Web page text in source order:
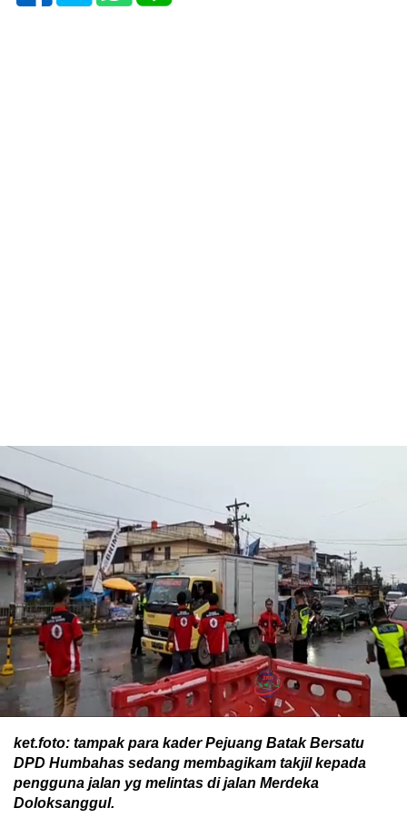
ket.foto: tampak para kader Pejuang Batak Bersatu
DPD Humbahas sedang membagikam takjil kepada
pengguna jalan yg melintas di jalan Merdeka
Doloksanggul.